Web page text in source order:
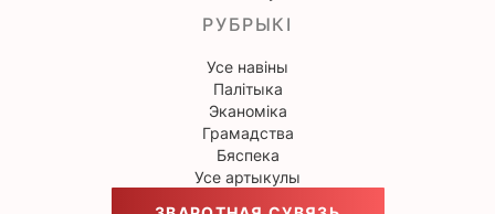
РУБРЫКІ
Усе навіны
Палітыка
Эканоміка
Грамадства
Бяспека
Усе артыкулы